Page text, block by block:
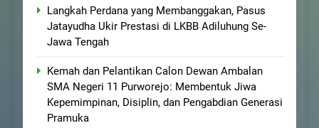
Langkah Perdana yang Membanggakan, Pasus
Jatayudha Ukir Prestasi di LKBB Adiluhung Se-
Jawa Tengah
Kemah dan Pelantikan Calon Dewan Ambalan
SMA Negeri 11 Purworejo: Membentuk Jiwa
Kepemimpinan, Disiplin, dan Pengabdian Generasi
Pramuka